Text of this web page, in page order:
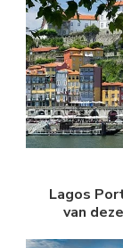
Lagos
van